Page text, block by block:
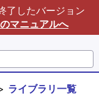
了したバージョン
マニュアルへ
ライブラリ一覧